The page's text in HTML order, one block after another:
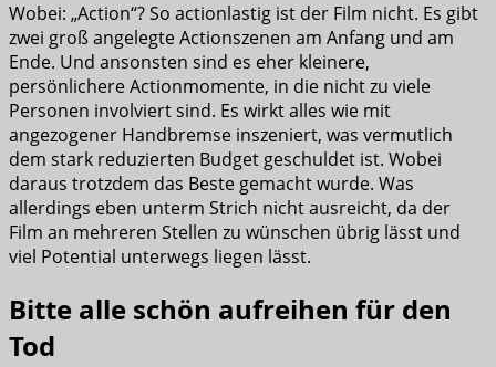
Wobei: „Action“? So actionlastig ist der Film nicht. Es gibt
zwei groß angelegte Actionszenen am Anfang und am
Ende. Und ansonsten sind es eher kleinere,
persönlichere Actionmomente, in die nicht zu viele
Personen involviert sind. Es wirkt alles wie mit
angezogener Handbremse inszeniert, was vermutlich
dem stark reduzierten Budget geschuldet ist. Wobei
daraus trotzdem das Beste gemacht wurde. Was
allerdings eben unterm Strich nicht ausreicht, da der
Film an mehreren Stellen zu wünschen übrig lässt und
viel Potential unterwegs liegen lässt.
Bitte alle schön aufreihen für den
Tod